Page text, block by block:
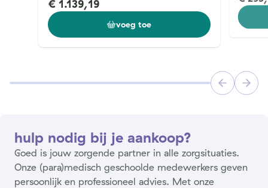
€ 1.139,19
voeg toe
hulp nodig bij je aankoop?
Goed is jouw zorgende partner in alle zorgsituaties.
Onze (para)medisch geschoolde medewerkers geven
persoonlijk en professioneel advies. Met onze